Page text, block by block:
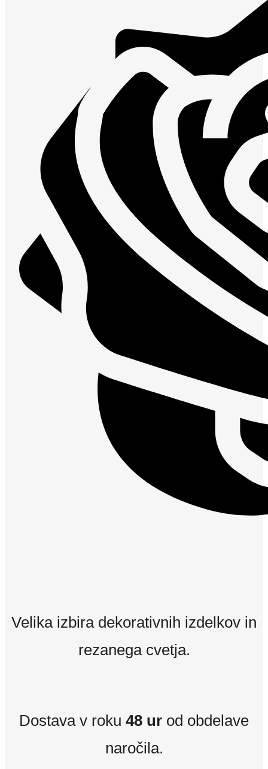
Velika izbira dekorativnih izdelkov in
rezanega cvetja.
Dostava v roku 48 ur od obdelave
naročila.